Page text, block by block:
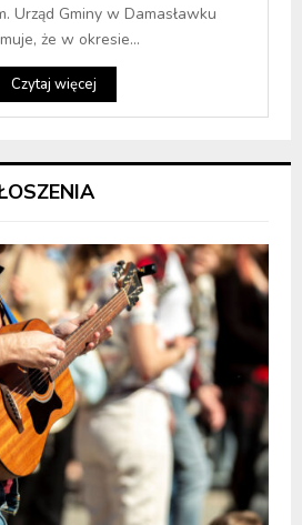
Urząd Gminy w Damasławku
że w okresie...
Czytaj więcej